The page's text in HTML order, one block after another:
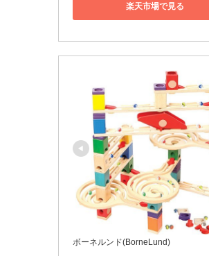
楽天市場で見る
ボーネルンド(BorneLund)